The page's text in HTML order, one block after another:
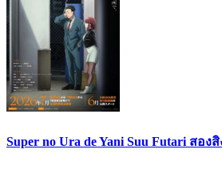
Super no Ura de Yani Suu Futari สอ